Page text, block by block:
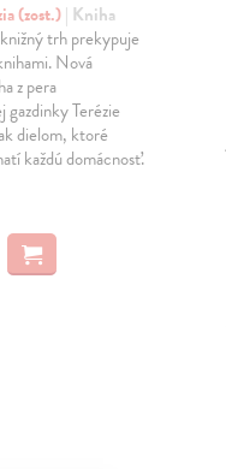
(zost.)| Kniha
trh prekypuje
Nová
z pera
gazdinky Terézie
dielom, ktoré
každú domácnosť.